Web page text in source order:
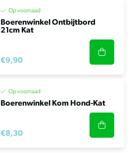
Op voorraad
Boerenwinkel Ontbijtbord
21cm Kat
€9,90
Op voorraad
Boerenwinkel Kom Hond-Kat
€8,30